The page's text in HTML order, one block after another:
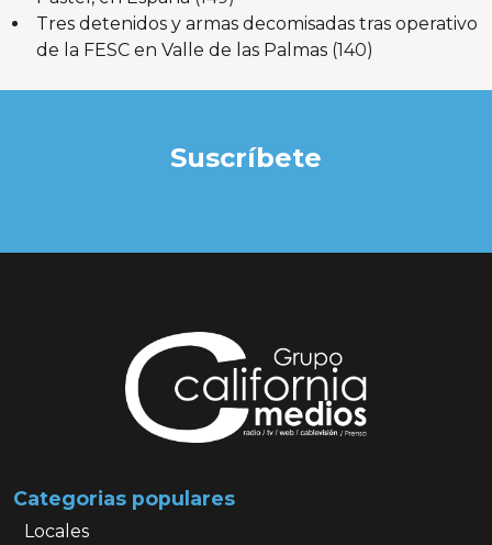
Tres detenidos y armas decomisadas tras operativo
de la FESC en Valle de las Palmas (140)
Suscríbete
Categorias populares
Locales